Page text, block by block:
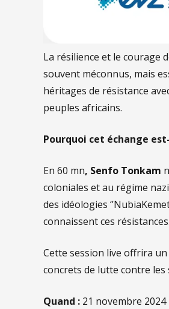
La résilience et le courage
souvent méconnus, mais
héritages de résistance
peuples africains.
Pourquoi cet échange
En 60 mn, Senfo Tonkam
coloniales et au régime
des idéologies
connaissent ces résistances.
Cette session live offrira
concrets de lutte contre les
Quand : 21 novembre 2024